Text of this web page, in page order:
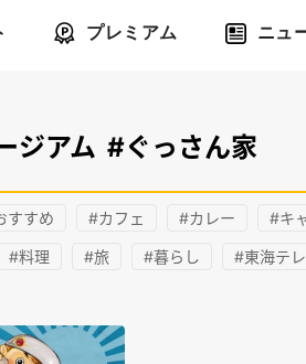
プレミアム ニュ
ジアム #ぐっさん家
すすめ #カフェ #カレー #キ
#料理 #旅 #暮らし #東海テ